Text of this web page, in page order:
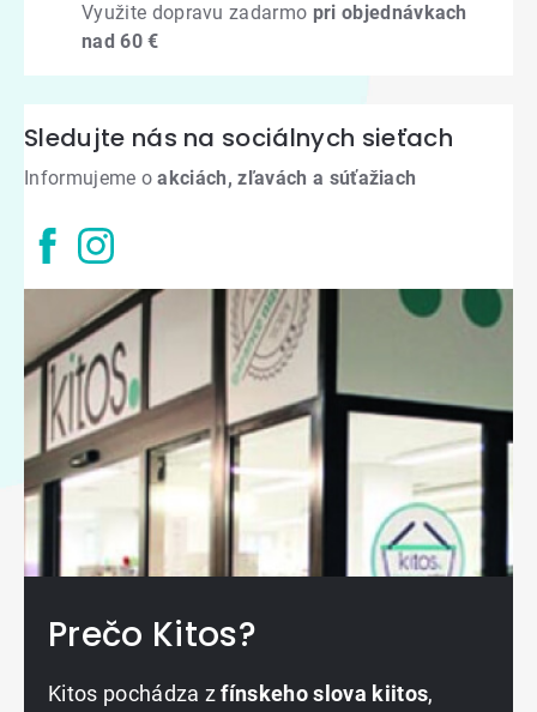
Využite dopravu zadarmo pri objednávkach
nad 60 €
Sledujte nás na sociálnych sieťach
Informujeme oakciách, zľavách a súťažiach
Prečo Kitos?
Kitos pochádza zfínskeho slova kiitos,